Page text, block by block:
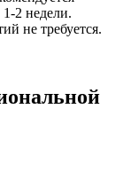
2 недели.
не требуется.